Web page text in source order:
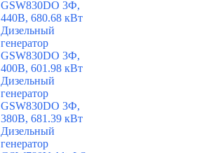
GSW830DO 3Ф,
440В, 680.68 кВт
Дизельный
генератор
GSW830DO 3Ф,
400В, 601.98 кВт
Дизельный
генератор
GSW830DO 3Ф,
380В, 681.39 кВт
Дизельный
генератор